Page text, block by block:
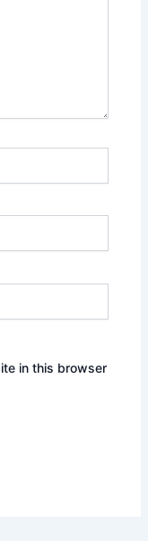
in this browser